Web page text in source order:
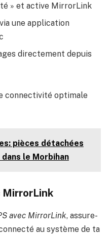
» et active MirrorLink
une application
directement depuis
connectivité optimale
pièces détachées
le Morbihan
MirrorLink
avec MirrorLink, assure-
au système de ta